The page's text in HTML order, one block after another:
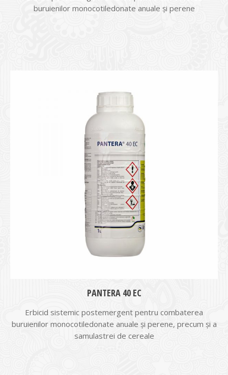
buruienilor monocotiledonate anuale și perene
PANTERA 40 EC
Erbicid sistemic postemergent pentru combaterea
buruienilor monocotiledonate anuale și perene, precum și a
samulastrei de cereale